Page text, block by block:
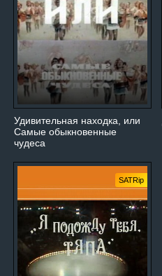
Удивительная находка, или
Самые обыкновенные
чудеса
SATRip